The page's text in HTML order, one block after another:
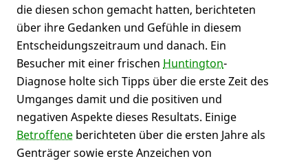
die diesen schon gemacht hatten, berichteten
über ihre Gedanken und Gefühle in diesem
Entscheidungszeitraum und danach. Ein
Besucher mit einer frischen Huntington-
Diagnose holte sich Tipps über die erste Zeit des
Umganges damit und die positiven und
negativen Aspekte dieses Resultats. Einige
Betroffene berichteten über die ersten Jahre als
Genträger sowie erste Anzeichen von